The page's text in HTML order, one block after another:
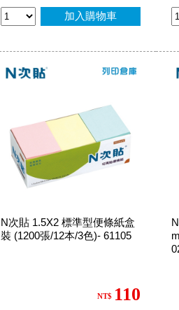
加入購物車
N次貼 1.5X2 標準型便條紙盒
裝 (1200張/12本/3色)- 61105
NT$ 110